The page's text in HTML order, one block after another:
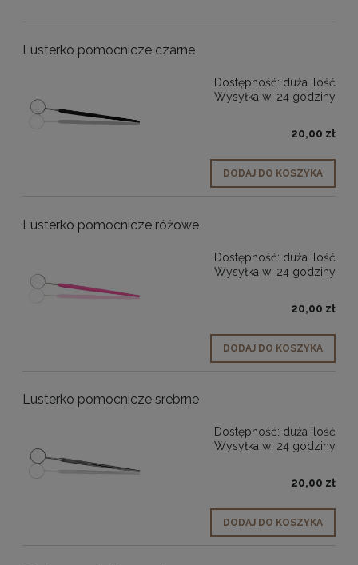
Lusterko pomocnicze czarne
Dostępność: duża ilość
Wysyłka w: 24 godziny
20,00 zł
DODAJ DO KOSZYKA
Lusterko pomocnicze różowe
Dostępność: duża ilość
Wysyłka w: 24 godziny
20,00 zł
DODAJ DO KOSZYKA
Lusterko pomocnicze srebrne
Dostępność: duża ilość
Wysyłka w: 24 godziny
20,00 zł
DODAJ DO KOSZYKA